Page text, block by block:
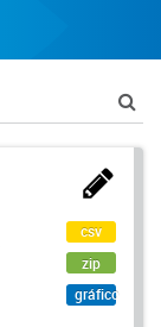
csv
zip
gráfico